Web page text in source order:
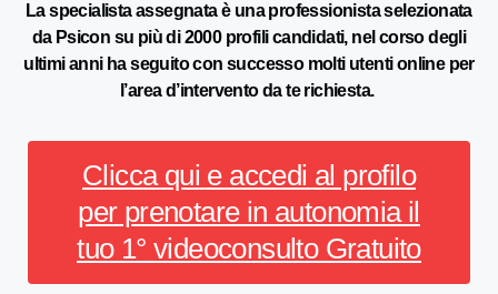
La specialista assegnata è una professionista selezionata
da Psicon su più di 2000 profili candidati, nel corso degli
ultimi anni ha seguito con successo molti utenti online per
l’area d’intervento da te richiesta.
Clicca qui e accedi al profilo
per prenotare in autonomia il
tuo 1° videoconsulto Gratuito